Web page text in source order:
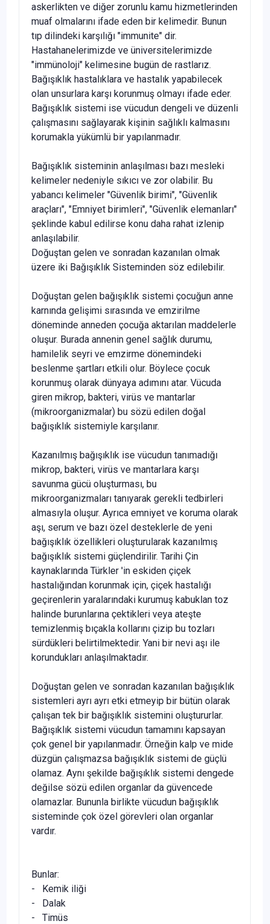
askerlikten ve diğer zorunlu kamu hizmet­lerinden
muaf olmalarını ifade eden bir kelimedir. Bunun
tıp dilindeki karşılığı "immunite" dir.
Hastahanelerimizde ve üni­versitelerimizde
"immünoloji" kelimesine bugün de rastlarız.
Bağışıklık hastalıklara ve hastalık yapabilecek
olan unsurlara karşı korunmuş olmayı ifade eder.
Bağışıklık sistemi ise vü­cudun dengeli ve düzenli
çalışmasını sağlayarak kişinin sağ­lıklı kalmasını
korumakla yükümlü bir yapılanmadır.
Bağışıklık sisteminin anlaşılması bazı mesleki
kelimeler nedeniyle sıkıcı ve zor olabilir. Bu
yabancı kelimeler "Güven­lik birimi", "Güvenlik
araçları", "Emniyet birimleri", "Güven­lik elemanları"
şeklinde kabul edilirse konu daha rahat izlenip
anlaşılabilir.
Doğuştan gelen ve sonradan kazanılan olmak
üzere iki Ba­ğışıklık Sisteminden söz edilebilir.
Doğuştan gelen bağışıklık sistemi çocuğun anne
karnında gelişimi sırasında ve emzirilme
döneminde anneden çocuğa aktarılan maddelerle
oluşur. Burada annenin genel sağlık du­rumu,
hamilelik seyri ve emzirme dönemindeki
beslenme şartları etkili olur. Böylece çocuk
korunmuş olarak dünyaya adımını atar. Vücuda
giren mikrop, bakteri, virüs ve mantar­lar
(mikroorganizmalar) bu sözü edilen doğal
bağışıklık siste­miyle karşılanır.
Kazanılmış bağışıklık ise vücudun tanımadığı
mikrop, bak­teri, virüs ve mantarlara karşı
savunma gücü oluşturması, bu
mikroorganizmaları tanıyarak gerekli tedbirleri
almasıyla olu­şur. Ayrıca emniyet ve koruma olarak
aşı, serum ve bazı özel desteklerle de yeni
bağışıklık özellikleri oluşturularak kazanıl­mış
bağışıklık sistemi güçlendirilir. Tarihi Çin
kaynaklarında Türkler 'in eskiden çiçek
hastalığından korunmak için, çiçek hastalığı
geçirenlerin yaralarındaki kurumuş kabuklan toz
ha­linde burunlarına çektikleri veya ateşte
temizlenmiş bıçakla kollarını çizip bu tozları
sürdükleri belirtilmektedir. Yani bir nevi aşı ile
korundukları anlaşılmaktadır.
Doğuştan gelen ve sonradan kazanılan bağışıklık
sistemle­ri ayrı ayrı etki etmeyip bir bütün olarak
çalışan tek bir bağı­şıklık sistemini oluştururlar.
Bağışıklık sistemi vücudun tamamını kapsayan
çok genel bir yapılanmadır. Örneğin kalp ve mide
düzgün çalışmazsa bağışıklık sistemi de güçlü
olamaz. Aynı şekilde bağışıklık sistemi dengede
değilse sözü edilen organlar da güvencede
olamazlar. Bununla birlikte vücudun bağışıklık
sisteminde çok özel görevleri olan organlar
vardır.
Bunlar:
- Kemik iliği
- Dalak
- Timüs